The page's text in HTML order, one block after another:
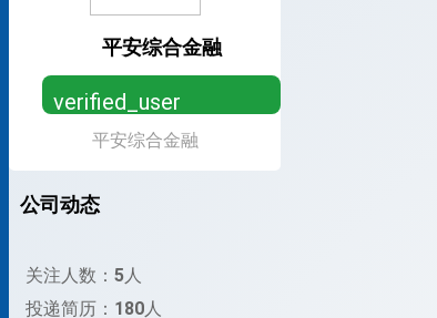
平安综合金融
verified_user
营业执照已认证，放心求职
平安综合金融
公司动态
关注人数： 5人
投递简历： 180人